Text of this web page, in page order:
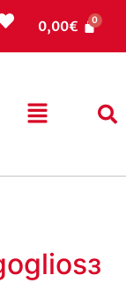
0,00€